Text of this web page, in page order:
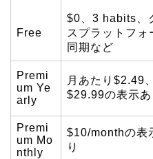
Free
$0、3 habits、
スプラットフォ
同期など
Premi
um Ye
arly
月あたり$2.49
$29.99の表示あ
Premi
um Mo
nthly
$10/monthの表
り